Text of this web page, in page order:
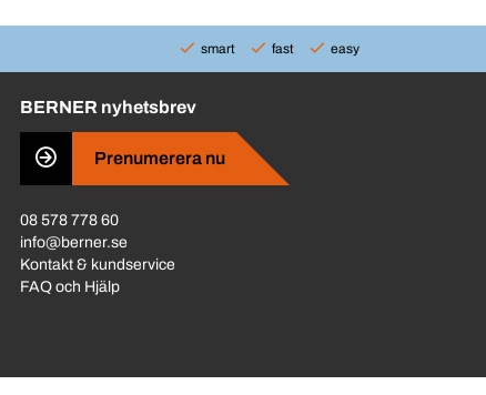
smart fast easy
BERNER nyhetsbrev
Prenumerera nu
08 578 778 60
info@berner.se
Kontakt & kundservice
FAQ och Hjälp